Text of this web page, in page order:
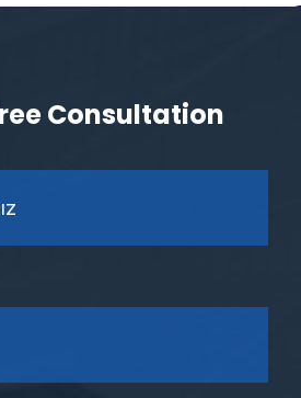
Consultation